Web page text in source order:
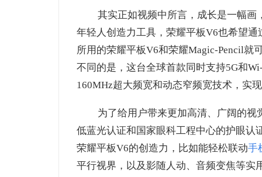
其实正如视频中所言，成长是一幅
年轻人创造力工具，荣耀平板V6也希望
所用的荣耀平板V6和荣耀Magic-Pencil就
不同的是，这台全球首款同时支持5G和
160MHz超大频宽和动态窄频宽技术，实
为了给用户带来更加高清、广阔的
低蓝光认证和国家眼科工程中心的护眼认
荣耀平板V6的创造力，比如能轻松联动手
平行视界，以及影随人动、音频变焦等实